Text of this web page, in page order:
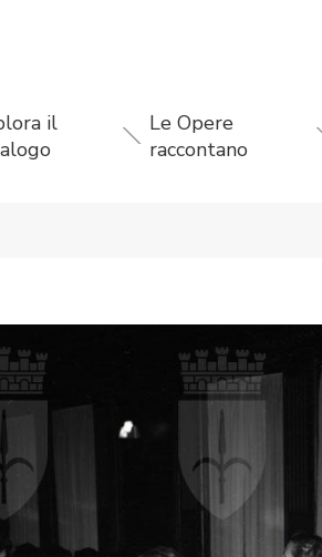
il
Le Opere
raccontano